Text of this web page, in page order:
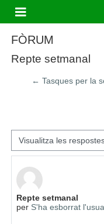
Panell lateral
FÒRUM
Repte setmanal
← Tasques per la
Mode de visualització
Repte setmanal
per S'ha esborrat
Nombre de respostes: 0